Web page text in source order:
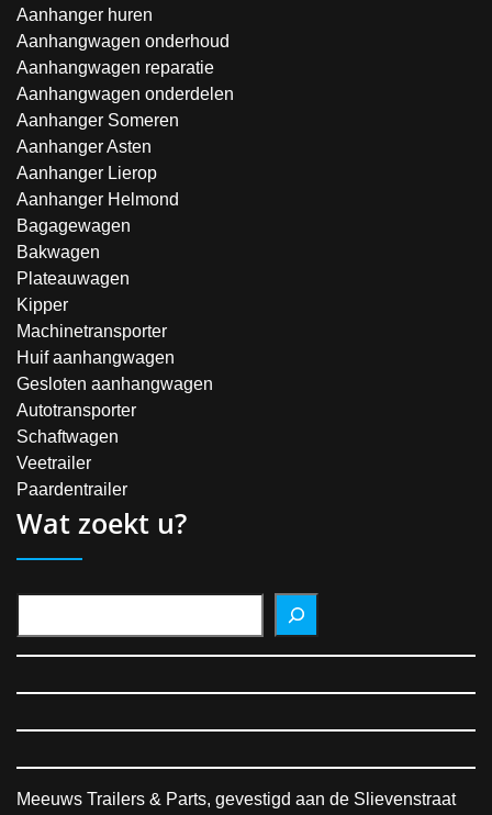
Aanhanger huren
Aanhangwagen onderhoud
Aanhangwagen reparatie
Aanhangwagen onderdelen
Aanhanger Someren
Aanhanger Asten
Aanhanger Lierop
Aanhanger Helmond
Bagagewagen
Bakwagen
Plateauwagen
Kipper
Machinetransporter
Huif aanhangwagen
Gesloten aanhangwagen
Autotransporter
Schaftwagen
Veetrailer
Paardentrailer
Wat zoekt u?
Meeuws Trailers & Parts, gevestigd aan de Slievenstraat